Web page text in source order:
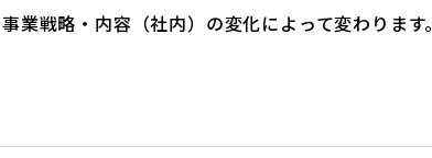
戦略・内容（社内）の変化によって変わります。